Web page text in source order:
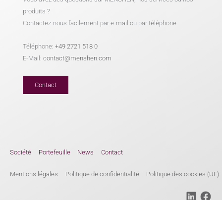
produits ?
Contactez-nous facilement par e-mail ou par téléphone.
Téléphone:+49 2721 518 0
E-Mail:contact@menshen.com
Contact
Société Portefeuille News Contact
Mentions légales Politique de confidentialité Politique des cookies (UE)